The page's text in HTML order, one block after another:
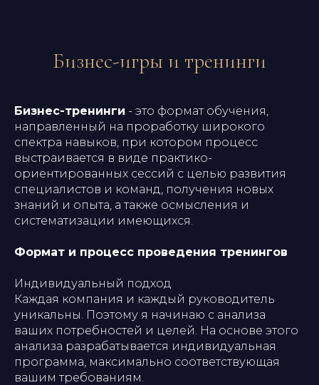
Бизнес-игры и тренинги
Бизнес-тренинги - это формат обучения,
направленный на проработку широкого
спектра навыков, при котором процесс
выстраивается в виде практико-
ориентированных сессий с целью развития
специалистов и команд, получения новых
знаний и опыта, а также осмысления и
систематизации имеющихся.
Формат и процесс проведения тренингов
Индивидуальный подход
Каждая компания и каждый руководитель
уникальны. Поэтому я начинаю с анализа
ваших потребностей и целей. На основе этого
анализа разрабатывается индивидуальная
программа, максимально соответствующая
вашим требованиям.